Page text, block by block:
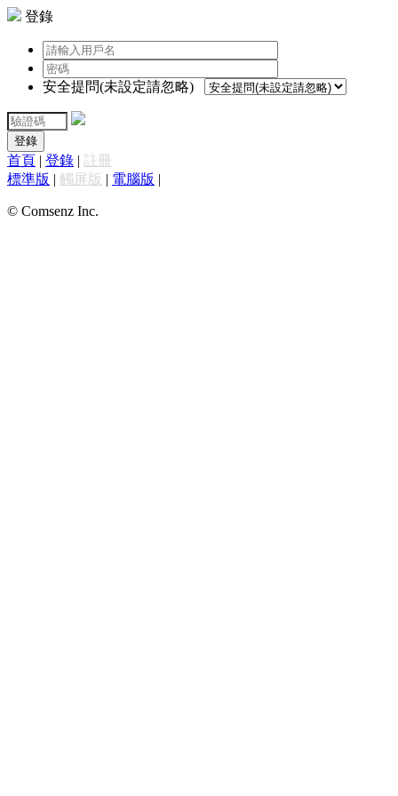
登錄
安全提問(未設定請忽略)
登錄
首頁 | 登錄 | 註冊
標準版 | 觸屏版 | 電腦版 |
© Comsenz Inc.